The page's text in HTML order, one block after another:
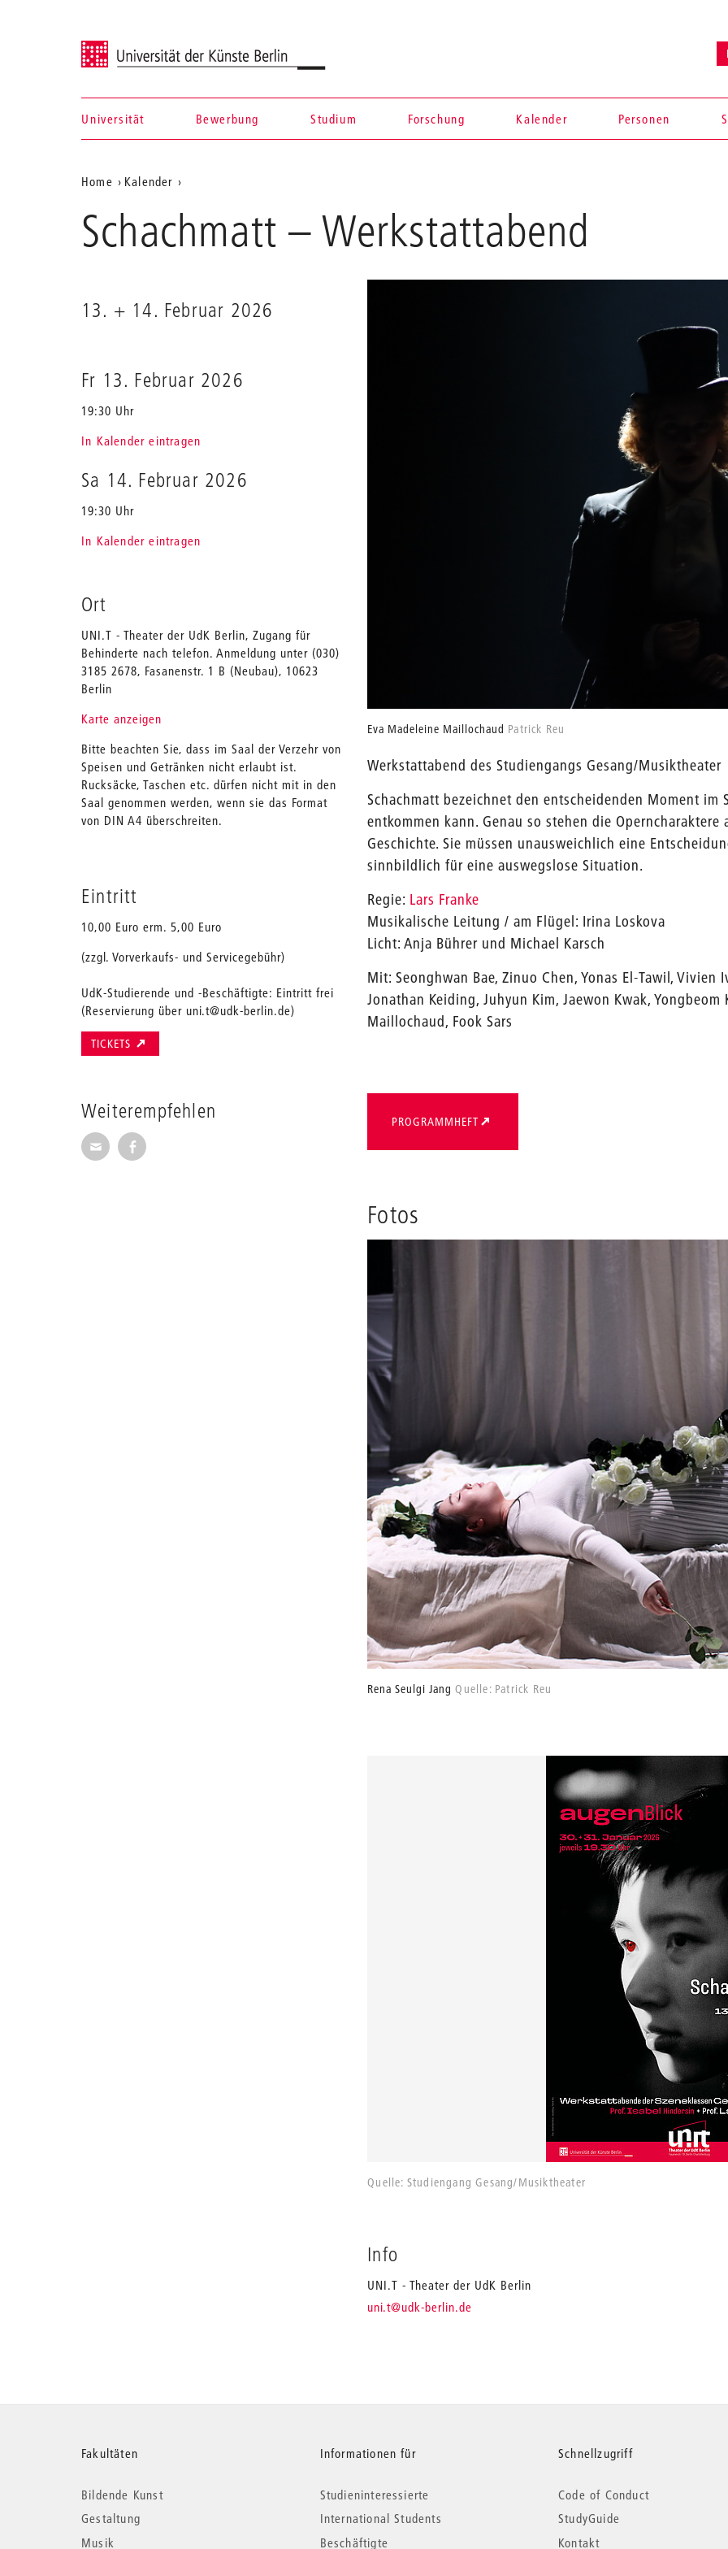
Universität der Künste Berlin
Navigation &
Suche
Universität Bewerbung Studium Forschung Kalender Personen
Aktuelle
Position
auf
Home
Kalender
Schachmatt – Werkstattabend
13. + 14. Februar 2026
Fr 13. Februar 2026
19:30 Uhr
In Kalender eintragen
Sa 14. Februar 2026
19:30 Uhr
In Kalender eintragen
Ort
UNI.T - Theater der UdK Berlin, Zugang für
Behinderte nach telefon. Anmeldung unter (030)
3185 2678, Fasanenstr. 1 B (Neubau), 10623
Berlin
Karte anzeigen
Bitte beachten Sie, dass im Saal der Verzehr von
Speisen und Getränken nicht erlaubt ist.
Rucksäcke, Taschen etc. dürfen nicht mit in den
Saal genommen werden, wenn sie das Format
von DIN A4 überschreiten.
Eintritt
10,00 Euro erm. 5,00 Euro
(zzgl. Vorverkaufs- und Servicegebühr)
UdK-Studierende und -Beschäftigte: Eintritt frei
(Reservierung über uni.t@udk-berlin.de)
TICKETS
Weiterempfehlen
Seite per E-Mail weiterempfehlen
Seite auf Facebook weiterempfehlen
Eva Madeleine Maillochaud Patrick Reu
Werkstattabend des Studiengangs Gesang/Musiktheater
Schachmatt bezeichnet den entscheidenden Moment im
entkommen kann. Genau so stehen die
Geschichte. Sie müssen unausweichlich eine
sinnbildlich für eine auswegslose Situation.
Regie: Lars Franke
Musikalische Leitung / am Flügel: Irina Loskova
Licht: Anja Bührer und Michael Karsch
Mit: Seonghwan Bae, Zinuo Chen, Yonas El-Tawil, Vivien
Jonathan Keiding, Juhyun Kim, Jaewon Kwak,
Maillochaud, Fook Sars
PROGRAMMHEFT
Fotos
Rena Seulgi Jang Quelle: Patrick Reu
Quelle: Studiengang Gesang/Musiktheater
Info
UNI.T - Theater der UdK Berlin
uni.t_
@udk-berlin.de
Weitere
Informationen
Fakultäten
Bildende Kunst
Gestaltung
Musik
Informationen für
Studieninteressierte
International Students
Beschäftigte
Schnellzugriff
Code of Conduct
StudyGuide
Kontakt